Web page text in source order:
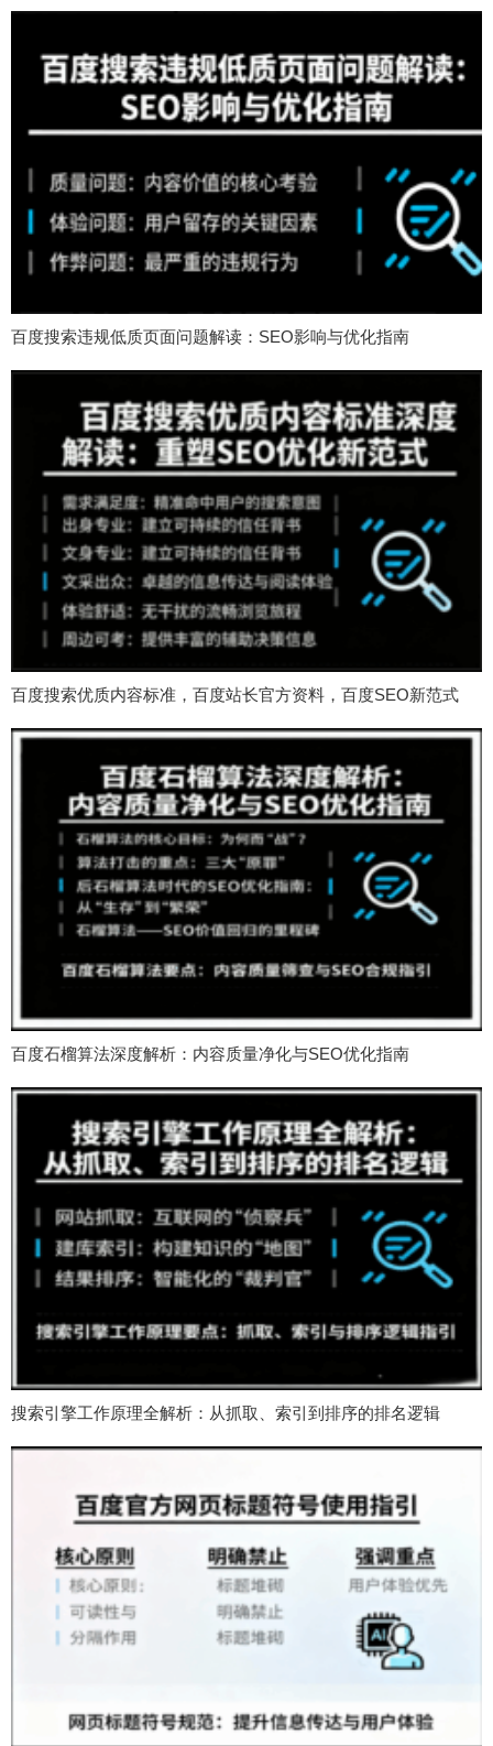
百度搜索违规低质页面问题解读：SEO影响与优化指南
百度搜索优质内容标准，百度站长官方资料，百度SEO新范式
百度石榴算法深度解析：内容质量净化与SEO优化指南
搜索引擎工作原理全解析：从抓取、索引到排序的排名逻辑